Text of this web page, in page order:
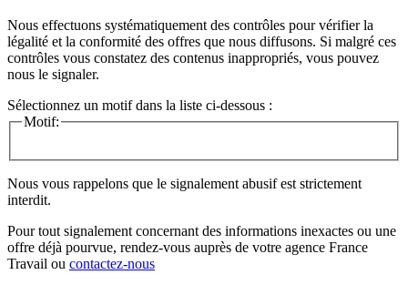
Nous effectuons systématiquement des contrôles pour vérifier la
légalité et la conformité des offres que nous diffusons. Si malgré ces
contrôles vous constatez des contenus inappropriés, vous pouvez
nous le signaler.
Sélectionnez un motif dans la liste ci-dessous :
Motif:
Nous vous rappelons que le signalement abusif est strictement
interdit.
Pour tout signalement concernant des informations inexactes ou une
offre déjà pourvue, rendez-vous auprès de votre agence France
Travail ou contactez-nous